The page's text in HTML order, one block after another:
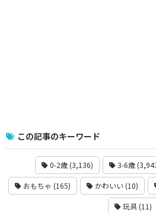
この記事のキーワード
0-2歳 (3,136) 3-6歳
おもちゃ (165) かわいい (10)
玩具 (11)